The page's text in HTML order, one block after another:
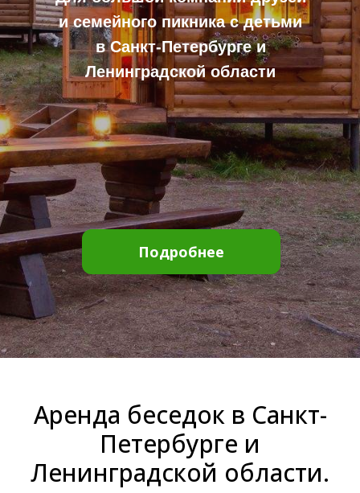
и семейного пикника с детьми
в Санкт-Петербурге и
Ленинградской области
Забронировать онлайн
Подробнее
Аренда беседок в Санкт-
Петербурге и
Ленинградской области.